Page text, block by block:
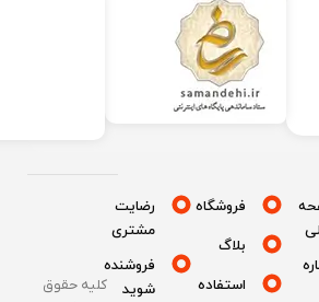
فروشگاه
بلاگ
استفاده
رضایت
مشتری
فروشنده
شوید
کلیه حقوق